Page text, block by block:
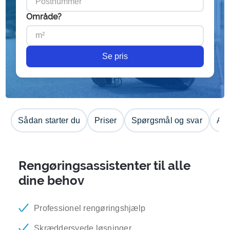
Område?
Se pris
Sådan starter du Priser Spørgsmål og svar
Rengøringsassistenter til alle
dine behov
Professionel rengøringshjælp
Skræddersyede løsninger